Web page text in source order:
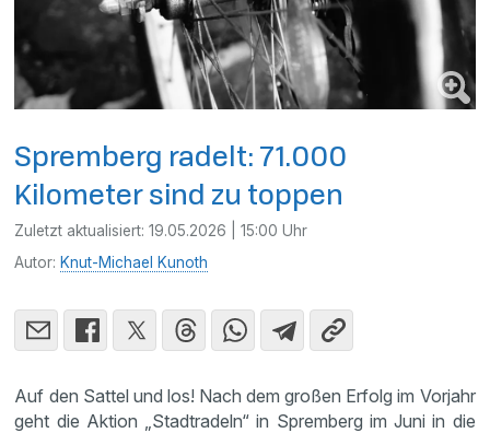
Spremberg radelt: 71.000
Kilometer sind zu toppen
Zuletzt aktualisiert:19.05.2026 | 15:00 Uhr
Autor: Knut-Michael Kunoth
Auf den Sattel und los! Nach dem großen Erfolg im Vorjahr
geht die Aktion „Stadtradeln“ in Spremberg im Juni in die